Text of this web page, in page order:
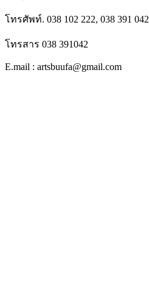
โทรศัพท์. 038 102 222, 038 391
โทรสาร 038 391042
E.mail : artsbuufa@gmail.com